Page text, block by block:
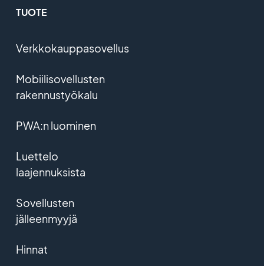
TUOTE
Verkkokauppasovellus
Mobiilisovellusten
rakennustyökalu
PWA:n luominen
Luettelo
laajennuksista
Sovellusten
jälleenmyyjä
Hinnat